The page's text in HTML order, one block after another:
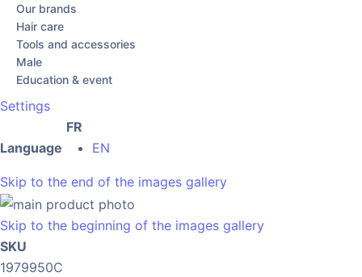
Our brands
Hair care
Tools and accessories
Male
Education & event
Settings
Language
FR
EN
Skip to the end of the images gallery
Skip to the beginning of the images gallery
SKU
1979950C